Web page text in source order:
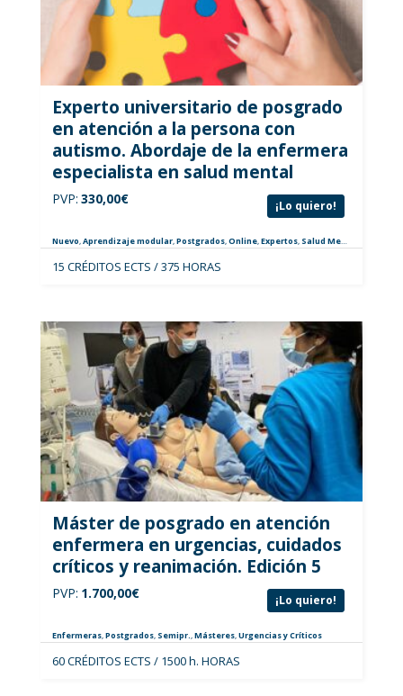
Experto universitario de posgrado
en atención a la persona con
autismo. Abordaje de la enfermera
especialista en salud mental
PVP: 330,00€ ¡Lo quiero!
Nuevo,Aprendizaje modular,Postgrados,Online,Expertos, Salud Mental
15 CRÉDITOS ECTS / 375 HORAS
Máster de posgrado en atención
enfermera en urgencias, cuidados
críticos y reanimación. Edición 5
PVP: 1.700,00€ ¡Lo quiero!
Enfermeras,Postgrados, Semipr.,Másteres,Urgencias y Críticos
60 CRÉDITOS ECTS / 1500 h. HORAS